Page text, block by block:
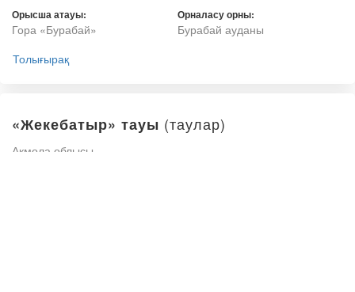
Орысша атауы:
Гора «Бурабай»
Орналасу орны:
Бурабай ауданы
Толығырақ
«Жекебатыр» тауы (таулар)
Ақмола облысы,